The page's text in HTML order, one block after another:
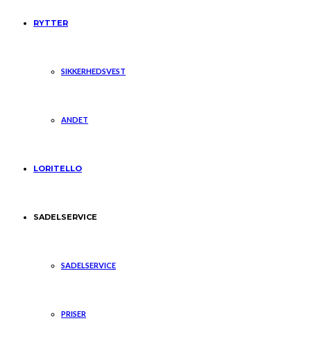
RYTTER
SIKKERHEDSVEST
ANDET
LORITELLO
SADELSERVICE
SADELSERVICE
PRISER